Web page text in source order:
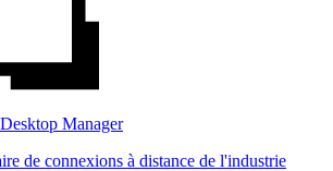
Manager
de connexions à distance de l'industrie